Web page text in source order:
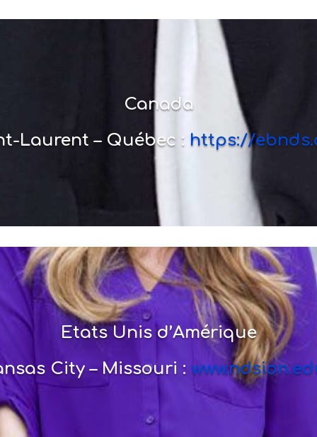
Canada
Laurent – Québec : https://
Etats Unis d’Amérique
City – Missouri :